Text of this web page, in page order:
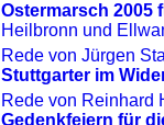
Ostermarsch 2005
Heilbronn und
Rede von Jürgen
Stuttgarter im
Rede von Reinhard
Gedenkfeiern für